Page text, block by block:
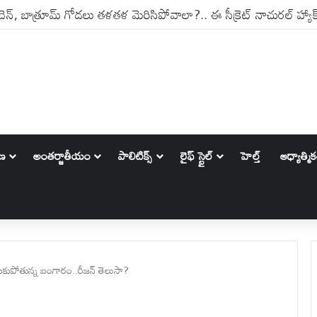
అంతర్జాతీయం పాలిటిక్స్‌ లైఫ్ స్టైల్ హెల్త్
బంగారం..రీజన్ తెలుసా?